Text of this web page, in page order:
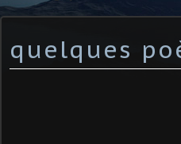
quelques